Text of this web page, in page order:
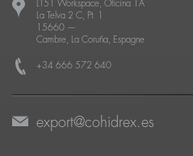
LT51 Workspace, Oficina 1A
La Telva 2 C, Pt. 1
15660 —
Cambre, La Coruña, Espagne
+34 666 572 640
export@cohidrex.es